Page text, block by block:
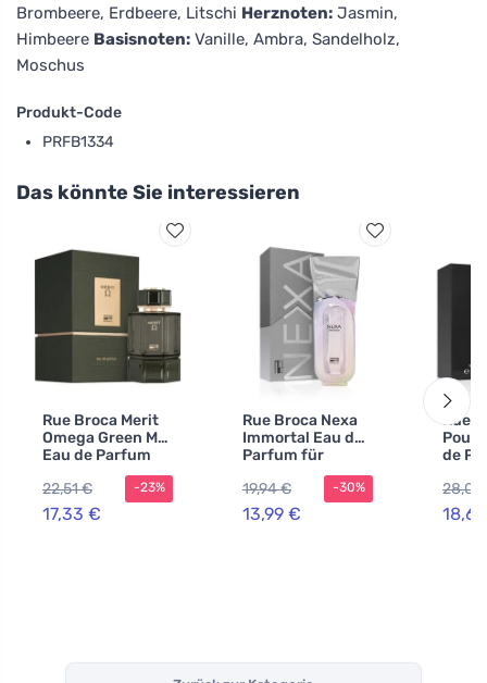
Brombeere, Erdbeere, Litschi Herznoten: Jasmin,
Himbeere Basisnoten: Vanille, Ambra, Sandelholz,
Moschus
Produkt-Code
PRFB1334
Das könnte Sie interessieren
Rue Broca Merit
Omega Green M
Eau de Parfum
22,51 €
17,33 €
-23%
Rue Broca Nexa
Immortal Eau de
Parfum für
Herren 100 ml
19,94 €
13,99 €
-30%
Rue
Pour
de
28,07